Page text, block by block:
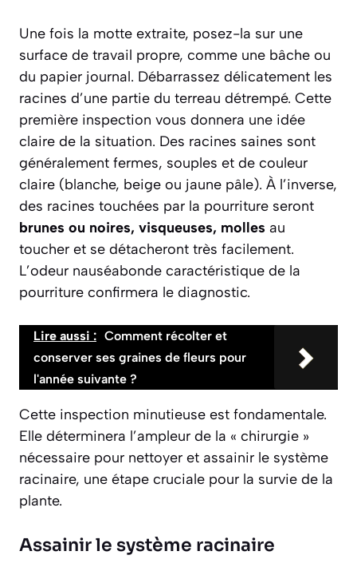
Une fois la motte extraite, posez-la sur une
surface de travail propre, comme une bâche ou
du papier journal. Débarrassez délicatement les
racines d’une partie du terreau détrempé. Cette
première inspection vous donnera une idée
claire de la situation. Des racines saines sont
généralement fermes, souples et de couleur
claire (blanche, beige ou jaune pâle). À l’inverse,
des racines touchées par la pourriture seront
brunes ou noires, visqueuses, molles au
toucher et se détacheront très facilement.
L’odeur nauséabonde caractéristique de la
pourriture confirmera le diagnostic.
Lire aussi : Comment récolter et
conserver ses graines de fleurs pour
l'année suivante ?
Cette inspection minutieuse est fondamentale.
Elle déterminera l’ampleur de la « chirurgie »
nécessaire pour nettoyer et assainir le système
racinaire, une étape cruciale pour la survie de la
plante.
Assainir le système racinaire